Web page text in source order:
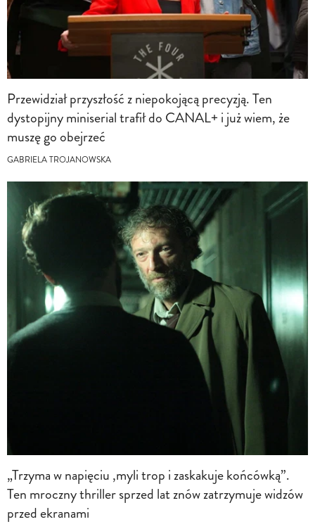
Przewidział przyszłość z niepokojącą precyzją. Ten
dystopijny miniserial trafił do CANAL+ i już wiem, że
muszę go obejrzeć
GABRIELA TROJANOWSKA
„Trzyma w napięciu ,myli trop i zaskakuje końcówką”.
Ten mroczny thriller sprzed lat znów zatrzymuje widzów
przed ekranami